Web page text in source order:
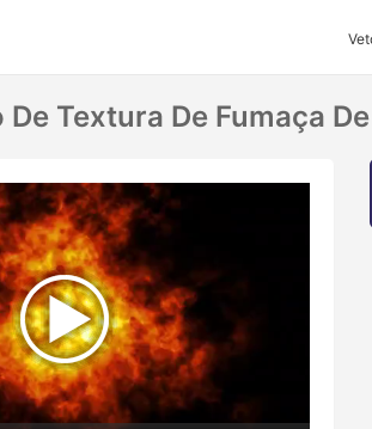
De Textura De Fumaça